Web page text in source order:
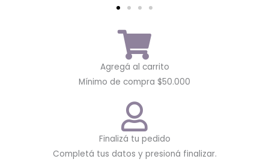
Agregá al carrito
Mínimo de compra $50.000
Finalizá tu pedido
Completá tus datos y presioná finalizar.